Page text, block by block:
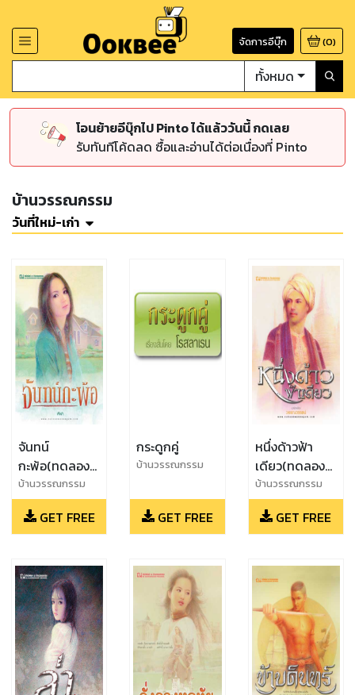
จัดการอีบุ๊ก (0)
ทั้งหมด
โอนย้ายอีบุ๊กไป Pinto ได้แล้ววันนี้ กดเลย
รับทันทีโค้ดลด ซื้อและอ่านได้ต่อเนื่องที่ Pinto
บ้านวรรณกรรม
วันที่ใหม่-เก่า
จันทน์
กะพ้อ(ทดลอง
อ่าน)
บ้านวรรณกรรม
GET FREE
กระดูกคู่
บ้านวรรณกรรม
GET FREE
หนึ่งด้าวฟ้า
เดียว(ทดลอง
อ่าน)
บ้านวรรณกรรม
GET FREE